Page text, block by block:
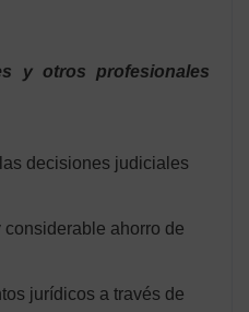
y otros profesionales
decisiones judiciales
ahorro de
jurídicos a través de